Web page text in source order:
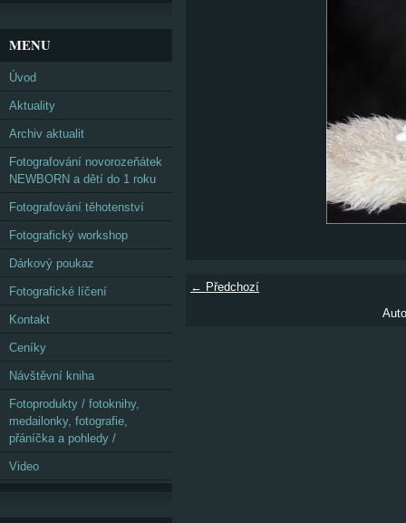
← Předchozí
MENU
Úvod
Aktuality
Archiv aktualit
Fotografování novorozeňátek
NEWBORN a dětí do 1 roku
Fotografování těhotenství
Fotografický workshop
Dárkový poukaz
Fotografické líčení
Kontakt
Ceníky
Návštěvní kniha
Fotoprodukty / fotoknihy,
medailonky, fotografie,
přáníčka a pohledy /
Video